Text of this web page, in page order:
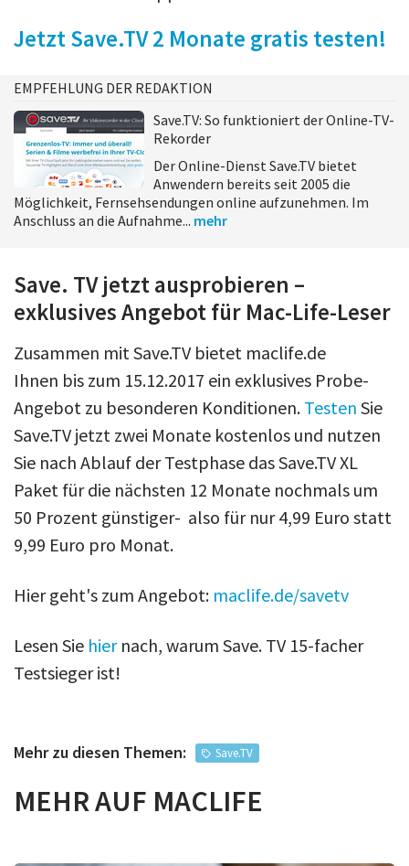
Jetzt Save.TV 2 Monate gratis testen!
EMPFEHLUNG DER REDAKTION
Save.TV: So funktioniert der Online-TV-
Rekorder
Der Online-Dienst Save.TV bietet
Anwendern bereits seit 2005 die
Möglichkeit, Fernsehsendungen online aufzunehmen. Im
Anschluss an die Aufnahme... mehr
Save. TV jetzt ausprobieren –
exklusives Angebot für Mac-Life-Leser
Zusammen mit Save.TV bietet maclife.de
Ihnen bis zum 15.12.2017 ein exklusives Probe-
Angebot zu besonderen Konditionen. Testen Sie
Save.TV jetzt zwei Monate kostenlos und nutzen
Sie nach Ablauf der Testphase das Save.TV XL
Paket für die nächsten 12 Monate nochmals um
50 Prozent günstiger- also für nur 4,99 Euro statt
9,99 Euro pro Monat.
Hier geht's zum Angebot: maclife.de/savetv
Lesen Sie hiernach, warum Save. TV 15-facher
Testsieger ist!
Mehr zu diesen Themen: Save.TV
MEHR AUF MACLIFE